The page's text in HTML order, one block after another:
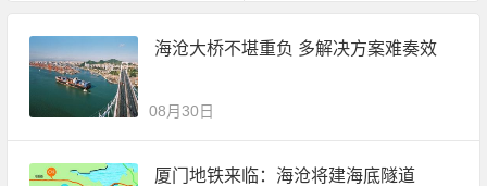
海沧大桥不堪重负 多解决方案难奏效
08月30日
厦门地铁来临：海沧将建海底隧道